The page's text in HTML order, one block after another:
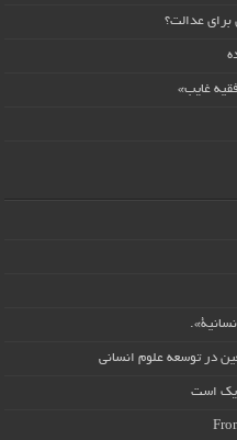
برای عدالت؟
غایب»
در توسعه علوم انسانی
است